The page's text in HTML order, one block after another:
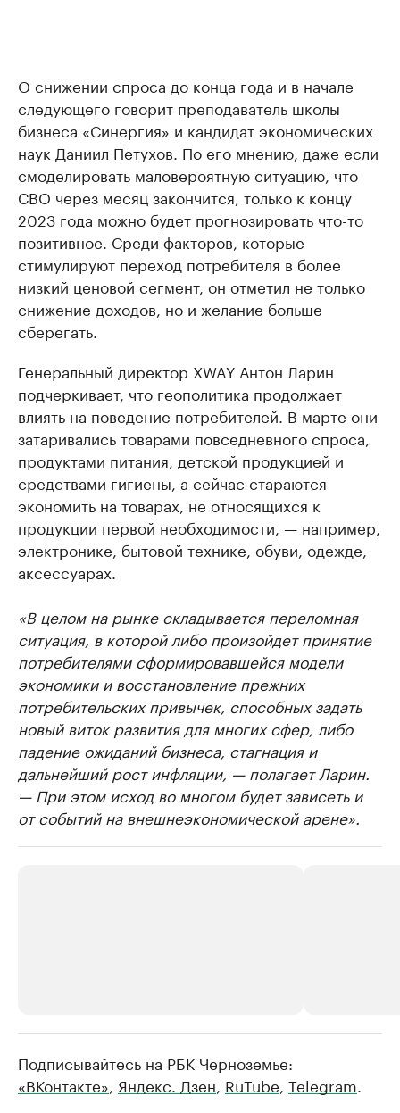
О снижении спроса до конца года и в начале
следующего говорит преподаватель школы
бизнеса «Синергия» и кандидат экономических
наук Даниил Петухов. По его мнению, даже если
смоделировать маловероятную ситуацию, что
СВО через месяц закончится, только к концу
2023 года можно будет прогнозировать что-то
позитивное. Среди факторов, которые
стимулируют переход потребителя в более
низкий ценовой сегмент, он отметил не только
снижение доходов, но и желание больше
сберегать.
Генеральный директор XWAY Антон Ларин
подчеркивает, что геополитика продолжает
влиять на поведение потребителей. В марте они
затаривались товарами повседневного спроса,
продуктами питания, детской продукцией и
средствами гигиены, а сейчас стараются
экономить на товарах, не относящихся к
продукции первой необходимости, — например,
электронике, бытовой технике, обуви, одежде,
аксессуарах.
«В целом на рынке складывается переломная
ситуация, в которой либо произойдет принятие
потребителями сформировавшейся модели
экономики и восстановление прежних
потребительских привычек, способных задать
новый виток развития для многих сфер, либо
падение ожиданий бизнеса, стагнация и
дальнейший рост инфляции, — полагает Ларин.
— При этом исход во многом будет зависеть и
от событий на внешнеэкономической арене».
Делитесь новостями бизнеса на РБК
Крупнейшие
Подписывайтесь на РБК Черноземье:
«ВКонтакте», Яндекс. Дзен, RuTube, Telegram.